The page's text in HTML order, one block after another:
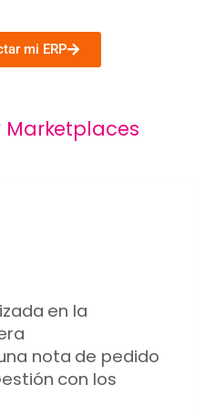
mi ERP
en la
nota de pedido
con los